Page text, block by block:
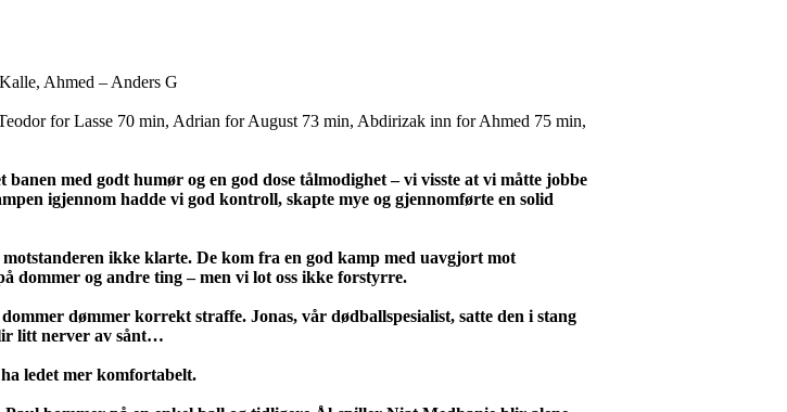
Ahmed – Anders G
for Lasse 70 min, Adrian for August 73 min, Abdirizak inn for Ahmed 75 min,
med godt humør og en god dose tålmodighet – vi visste at vi måtte jobbe
igjennom hadde vi god kontroll, skapte mye og gjennomførte en solid
ikke klarte. De kom fra en god kamp med uavgjort mot
dommer og andre ting – men vi lot oss ikke forstyrre.
dømmer korrekt straffe. Jonas, vår dødballspesialist, satte den i stang
litt nerver av sånt…
ledet mer komfortabelt.